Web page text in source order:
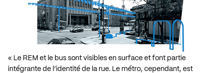
« Le REM et le bus sont visibles en surface et font partie
intégrante de l’identité de la rue. Le métro, cependant, est